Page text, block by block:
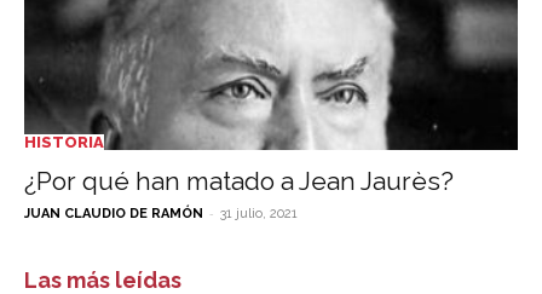
HISTORIA
¿Por qué han matado a Jean Jaurès?
JUAN CLAUDIO DE RAMÓN - 31 julio, 2021
Las más leídas